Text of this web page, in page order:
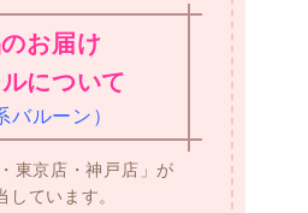
お届け
について
バルーン）
東京店・神戸店」が
しています。